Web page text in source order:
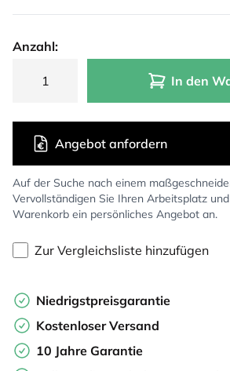
Anzahl:
In den
Auf der Suche nach einem
Vervollständigen Sie Ihren Arbeitsplatz
Warenkorb ein persönliches Angebot an.
Angebot anfordern
Zur Vergleichsliste hinzufügen
Niedrigstpreisgarantie
Kostenloser Versand
10 Jahre Garantie